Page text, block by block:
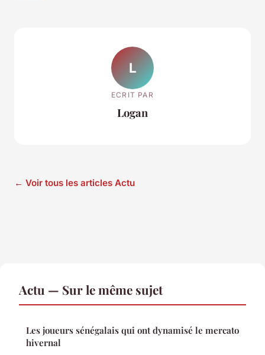
L
ECRIT PAR
Logan
← Voir tous les articles Actu
Actu — Sur le même sujet
Les joueurs sénégalais qui ont dynamisé le mercato
hivernal